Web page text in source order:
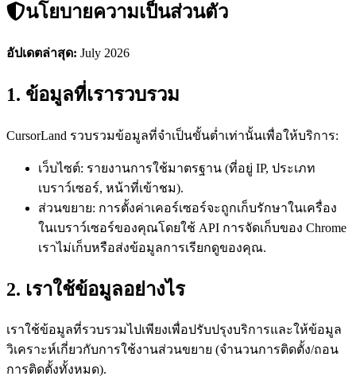
นโยบายความเป็นส่วนตัว
อัปเดตล่าสุด: July 2026
1. ข้อมูลที่เรารวบรวม
CursorLand รวบรวมข้อมูลที่จำเป็นขั้นต่ำเท่านั้นเพื่อให้บริการ:
เว็บไซต์: รายงานการใช้มาตรฐาน (ที่อยู่ IP, ประเภท
เบราว์เซอร์, หน้าที่เข้าชม).
ส่วนขยาย: การตั้งค่าเคอร์เซอร์จะถูกเก็บรักษาในเครื่อง
ในเบราว์เซอร์ของคุณโดยใช้ API การจัดเก็บของ Chrome
เราไม่เก็บหรือส่งข้อมูลการเรียกดูของคุณ.
2. เราใช้ข้อมูลอย่างไร
เราใช้ข้อมูลที่รวบรวมไปเพียงเพื่อปรับปรุงบริการและให้ข้อมูล
วิเคราะห์เกี่ยวกับการใช้งานส่วนขยาย (จำนวนการติดตั้ง/ถอน
การติดตั้งทั้งหมด).